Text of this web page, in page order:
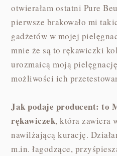
otwierałam ostatni Pure
pierwsze brakowało mi
gadżetów w mojej
mnie że są to rękawiczki
urozmaicą moją
możliwości ich
Jak podaje producent: to
rękawiczek, która zawiera
nawilżającą kurację.
m.in. łagodzące,